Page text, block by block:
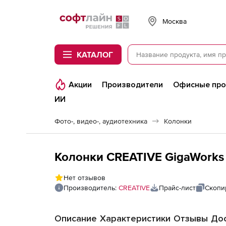
Softline
Москва
КАТАЛОГ
Акции Производители
Офисные
ИИ
Фото-, видео-, аудиотехника Колонки
Колонки CREATIVE
Нет отзывов
Производитель: CREATIVE Прайс-лист
Описание Характеристики Отзывы